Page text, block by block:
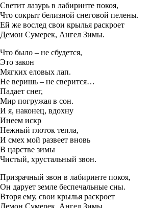
Светит лазурь в лабиринте покоя,
Что сокрыт белизной снеговой пелены.
Ей же вослед свои крылья раскроет
Демон Сумерек, Ангел Зимы.
Что было – не сбудется,
Это закон
Мягких еловых лап.
Не веришь – не сверится…
Падает снег,
Мир погружая в сон.
И я, наконец, вдохну
Инеем искр
Нежный глоток тепла,
И смех мой развеет вновь
В царстве зимы
Чистый, хрустальный звон.
Призрачный звон в лабиринте покоя,
Он дарует земле беспечальные сны.
Вторя ему, свои крылья раскроет
Демон Сумерек, Ангел Зимы.